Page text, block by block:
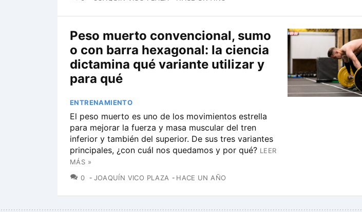
Peso muerto convencional, sumo
o con barra hexagonal: la ciencia
dictamina qué variante utilizar y
para qué
ENTRENAMIENTO
El peso muerto es uno de los movimientos estrella
para mejorar la fuerza y masa muscular del tren
inferior y también del superior. De sus tres variantes
principales, ¿con cuál nos quedamos y por qué? LEER
MÁS »
0 COMENTARIOS
JOAQUÍN VICO PLAZA HACE UN AÑO